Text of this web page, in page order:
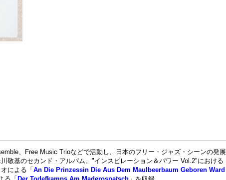
、Free Music Trioなどで活動し、日本のフリー・ジャズ・シーンの発展
敬基のセカンド・アルバム。"インスピレーション＆パワー Vol.2"における
による「 An Die Prinzessin Die Aus Dem Maulbeerbaum Geboren Ward